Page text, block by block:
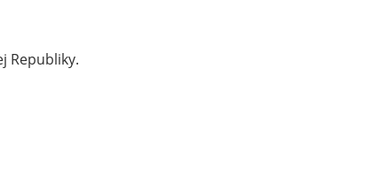
Republiky.